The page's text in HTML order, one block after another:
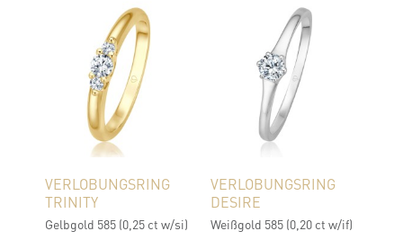
VERLOBUNGSRING
TRINITY
Gelbgold 585 (0,25 ct w/si)
VERLOBUNGSRING
DESIRE
Weißgold 585 (0,20 ct w/if)